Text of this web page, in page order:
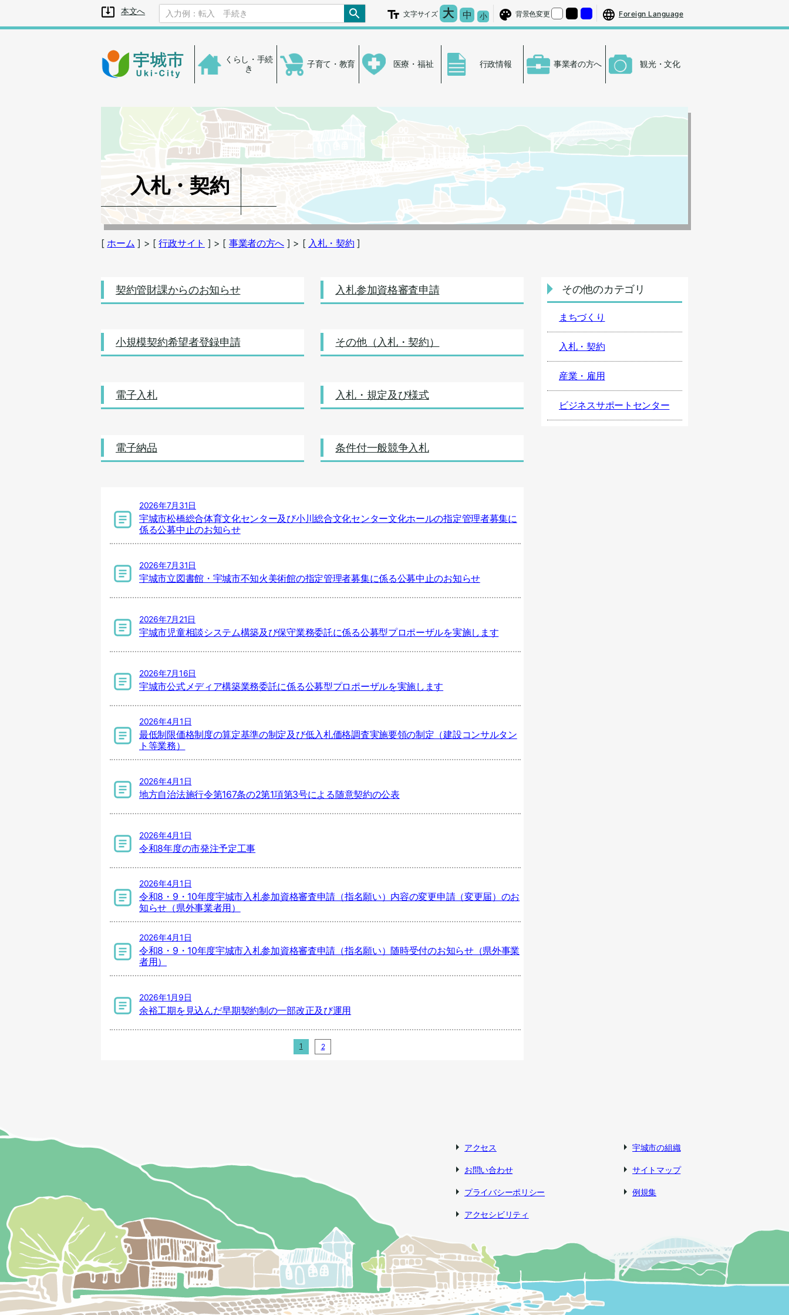
メニューを飛ばして本文へ
本文へ 文字サイズ 大文字を大きくする
中 文字の大きさをもとの大きさに戻す
小文字を小さくする
背景色変更 背景色の変更：白
背景色の変更：黒
背景色の変更：青Foreign Language
くらし・手続
き
子育て・教育 医療・福祉 行政情報 事業者の方へ 観光・文化
入札・契約
[ ホーム ] > [行政サイト ] > [ 事業者の方へ ] > [ 入札・契約 ]
契約管財課からのお知らせ 入札参加資格審査申請
小規模契約希望者登録申請 その他（入札・契約）
電子入札 入札・規定及び様式
電子納品 条件付一般競争入札
2026年7月31日
宇城市松橋総合体育文化センター及び小川総合文化センター文化ホールの指定管理者募集に
係る公募中止のお知らせ
2026年7月31日
宇城市立図書館・宇城市不知火美術館の指定管理者募集に係る公募中止のお知らせ
2026年7月21日
宇城市児童相談システム構築及び保守業務委託に係る公募型プロポーザルを実施します
2026年7月16日
宇城市公式メディア構築業務委託に係る公募型プロポーザルを実施します
2026年4月1日
最低制限価格制度の算定基準の制定及び低入札価格調査実施要領の制定（建設コンサルタン
ト等業務）
2026年4月1日
地方自治法施行令第167条の2第1項第3号による随意契約の公表
2026年4月1日
令和8年度の市発注予定工事
2026年4月1日
令和8・9・10年度宇城市入札参加資格審査申請（指名願い）内容の変更申請（変更届）のお
知らせ（県外事業者用）
2026年4月1日
令和8・9・10年度宇城市入札参加資格審査申請（指名願い）随時受付のお知らせ（県外事業
者用）
2026年1月9日
余裕工期を見込んだ早期契約制の一部改正及び運用
1 2
その他のカテゴリ
まちづくり
入札・契約
産業・雇用
ビジネスサポートセンター
アクセス 宇城市の組織
お問い合わせ サイトマップ
プライバシーポリシー 例規集
アクセシビリティ